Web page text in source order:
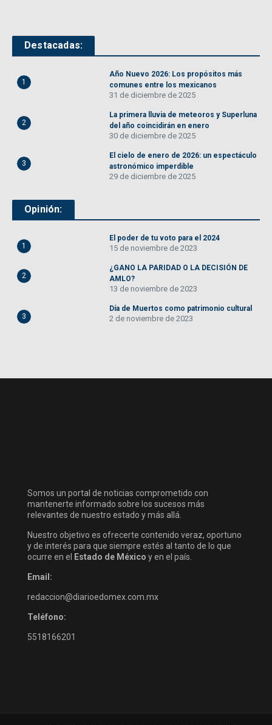
Destacadas:
1
Año Nuevo 2026: Los propósitos más
comunes entre los mexicanos
31 de diciembre de 2025
2
La primera lluvia de meteoros y Superluna
del año coincidirán en enero
30 de diciembre de 2025
3
El cielo de enero de 2026: un espectáculo
astronómico imperdible
29 de diciembre de 2025
Opinión:
1
El poder de tu voto para el 2024
15 de noviembre de 2023
2
¿GANO LA PARIDAD O LA DECISIÓN DE
AMLO?
13 de noviembre de 2023
3
Día de Muertos como patrimonio cultural
2 de noviembre de 2023
Somos un portal de noticias comprometido con
mantenerte informado sobre los sucesos más
relevantes de nuestro estado y más allá.
Nuestro objetivo es ofrecerte contenido veraz, oportuno
y de interés para que siempre estés al tanto de lo que
ocurre en el
Estado de México y en el país.
Email:
redaccion@diarioedomex.com.mx
Teléfono:
5518166201